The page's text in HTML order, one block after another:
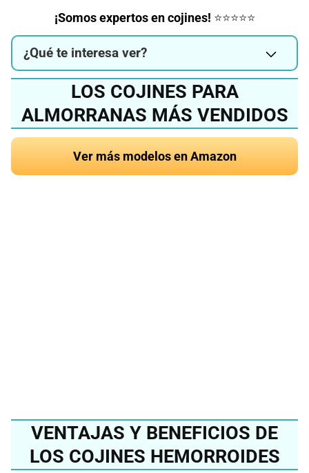
¡Somos expertos en cojines! ⭐⭐⭐⭐⭐
¿Qué te interesa ver?
LOS COJINES PARA
ALMORRANAS MÁS VENDIDOS
Ver más modelos en Amazon
VENTAJAS Y BENEFICIOS DE
LOS COJINES HEMORROIDES